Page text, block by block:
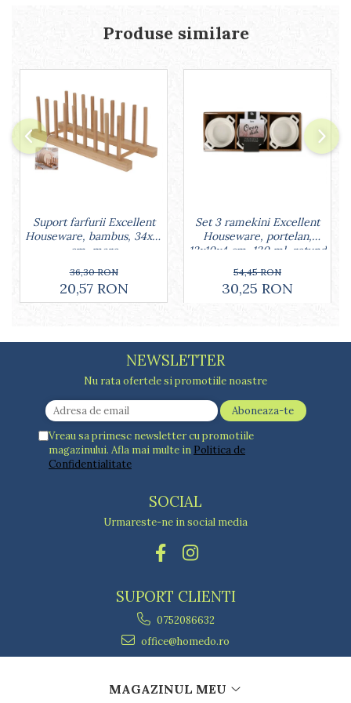
Posuri si duiuri
Raclete patiserie
Suporturi prajituri
Tavi detasabile
Tavi si forme fursecuri
Ustensile antiaderente
Produse similare
Suport farfurii Excellent
Houseware, bambus, 34x12
cm, maro
36,30 RON
20,57 RON
Set 3 ramekini Excellent
Houseware, portelan,
13x10x4 cm, 130 ml, rotund
54,45 RON
30,25 RON
NEWSLETTER
Nu rata ofertele si promotiile noastre
Vreau sa primesc newsletter cu promotiile
magazinului. Afla mai multe in Politica de
Confidentialitate
SOCIAL
Urmareste-ne in social media
SUPORT CLIENTI
0752086632
office@homedo.ro
MAGAZINUL MEU